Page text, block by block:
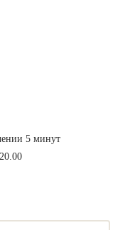
5 минут